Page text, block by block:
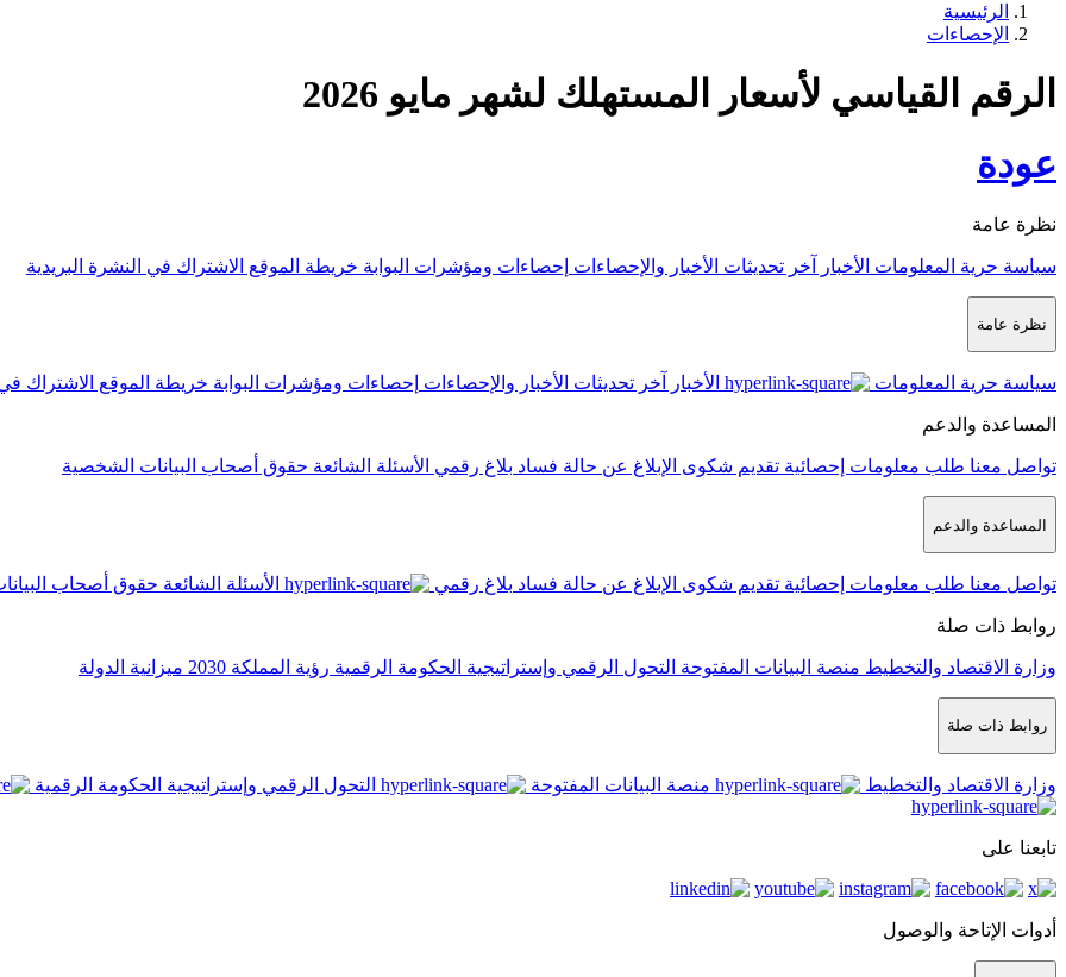
الرئيسية
الإحصاءات
الرقم القياسي لأسعار المستهلك لشهر مايو 2026
عودة
نظرة عامة
سياسة حرية المعلومات الأخبار آخر تحديثات الأخبار والإحصاءات إحصاءات ومؤشرات البوابة خريطة الموقع الاشتراك في النشرة البريدية
نظرة عامة
سياسة حرية المعلومات الأخبار آخر تحديثات الأخبار والإحصاءات إحصاءات ومؤشرات البوابة خريطة الموقع الاشتراك
المساعدة والدعم
تواصل معنا طلب معلومات إحصائية تقديم شكوى الإبلاغ عن حالة فساد بلاغ رقمي الأسئلة الشائعة حقوق أصحاب البيانات الشخصية
المساعدة والدعم
تواصل معنا طلب معلومات إحصائية تقديم شكوى الإبلاغ عن حالة فساد بلاغ رقمي الأسئلة الشائعة حقوق أصحاب
روابط ذات صلة
وزارة الاقتصاد والتخطيط منصة البيانات المفتوحة التحول الرقمي وإستراتيجية الحكومة الرقمية رؤية المملكة 2030 ميزانية الدولة
روابط ذات صلة
وزارة الاقتصاد والتخطيط منصة البيانات المفتوحة التحول الرقمي وإستراتيجية الحكومة الرقمية
تابعنا على
أدوات الإتاحة والوصول